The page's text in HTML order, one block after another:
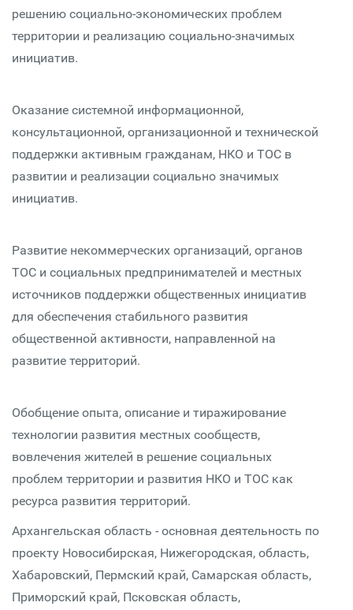
решению социально-экономических проблем
территории и реализацию социально-значимых
инициатив.
Оказание системной информационной,
консультационной, организационной и технической
поддержки активным гражданам, НКО и ТОС в
развитии и реализации социально значимых
инициатив.
Развитие некоммерческих организаций, органов
ТОС и социальных предпринимателей и местных
источников поддержки общественных инициатив
для обеспечения стабильного развития
общественной активности, направленной на
развитие территорий.
Обобщение опыта, описание и тиражирование
технологии развития местных сообществ,
вовлечения жителей в решение социальных
проблем территории и развития НКО и ТОС как
ресурса развития территорий.
Архангельская область - основная деятельность по
проекту Новосибирская, Нижегородская, область,
Хабаровский, Пермский край, Самарская область,
Приморский край, Псковская область,